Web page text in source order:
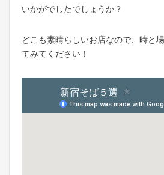
いかがでしたでしょうか？
どこも素晴らしいお店なので、時と
てみてください！